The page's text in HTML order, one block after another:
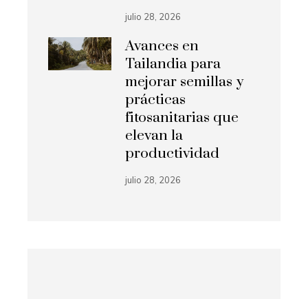
julio 28, 2026
Avances en
Tailandia para
mejorar semillas y
prácticas
fitosanitarias que
elevan la
productividad
julio 28, 2026